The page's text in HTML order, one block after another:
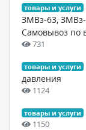
товары и услуги
ЗМВз-63,
Самовывоз по
731
товары и услуги
давления
1124
товары и услуги
1150